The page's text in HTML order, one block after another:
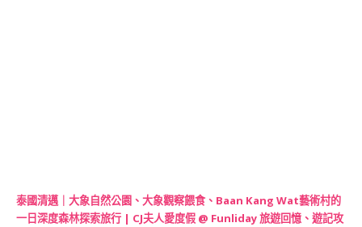
泰國清邁｜大象自然公園、大象觀察餵食、Baan Kang Wat藝術村的
一日深度森林探索旅行 | CJ夫人愛度假 @ Funliday 旅遊回憶、遊記攻